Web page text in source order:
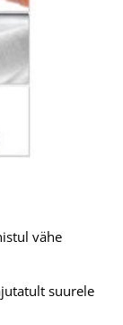
vähe
suurele